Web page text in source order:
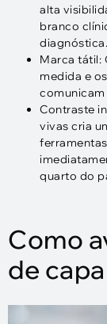
alta
branco
diagnóstica.
Marca tátil:
medida e
Contraste
vivas cria
quarto do
Como
de